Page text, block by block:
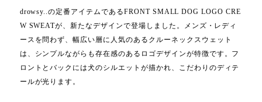
drowsy..の定番アイテムであるFRONT SMALL DOG LOGO CRE
W SWEATが、新たなデザインで登場しました。メンズ・レディ
ースを問わず、幅広い層に人気のあるクルーネックスウェット
は、シンプルながらも存在感のあるロゴデザインが特徴です。フ
ロントとバックには犬のシルエットが描かれ、こだわりのディテ
ールが光ります。